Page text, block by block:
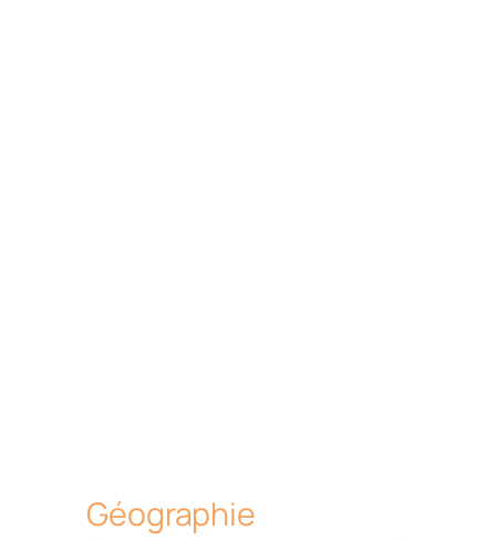
Géographie